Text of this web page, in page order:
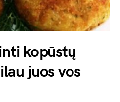
kopūstų
juos vos